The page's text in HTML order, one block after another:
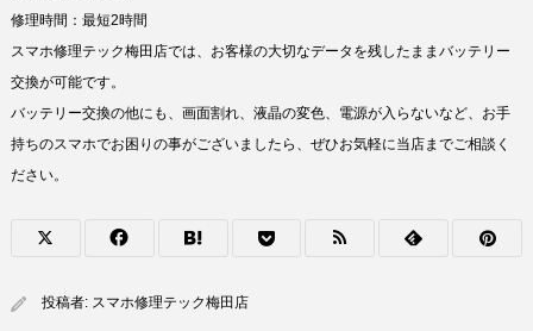
修理時間：最短2時間
スマホ修理テック梅田店では、お客様の大切なデータを残したままバッテリー
交換が可能です。
バッテリー交換の他にも、画面割れ、液晶の変色、電源が入らないなど、お手
持ちのスマホでお困りの事がございましたら、ぜひお気軽に当店までご相談く
ださい。
投稿者: スマホ修理テック梅田店